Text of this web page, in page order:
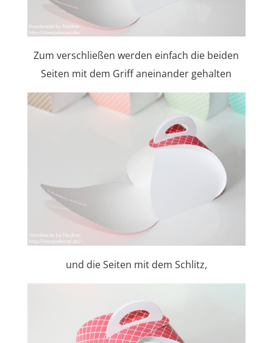
Zum verschließen werden einfach die beiden
Seiten mit dem Griff aneinander gehalten
und die Seiten mit dem Schlitz,